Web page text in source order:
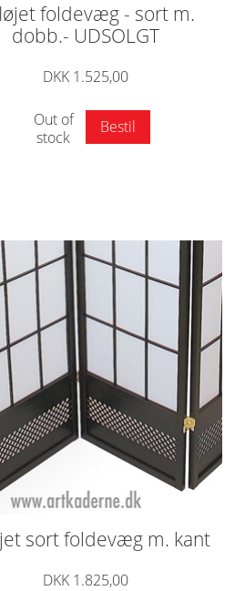
foldevæg - sort m.
dobb.- UDSOLGT
DKK 1.525,00
Out of
stock
Bestil
sort foldevæg m. kant
DKK 1.825,00